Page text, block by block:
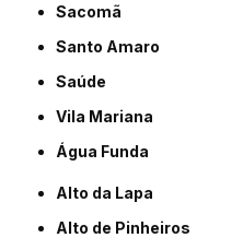
Sacomã
Santo Amaro
Saúde
Vila Mariana
Água Funda
Alto da Lapa
Alto de Pinheiros